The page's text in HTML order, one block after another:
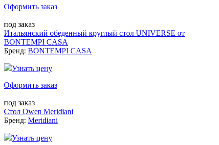
Оформить заказ
под заказ
Итальянский обеденный круглый стол UNIVERSE от
BONTEMPI CASA
Бренд: BONTEMPI CASA
Узнать цену
Оформить заказ
под заказ
Стол Owen Meridiani
Бренд: Meridiani
Узнать цену